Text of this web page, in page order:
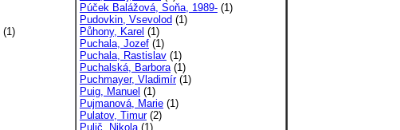
(1)
Púček Balážová, Soňa, 1989- (1)
Pudovkin, Vsevolod (1)
Půhony, Karel (1)
Puchala, Jozef (1)
Puchala, Rastislav (1)
Puchalská, Barbora(1)
Puchmayer, Vladimír(1)
Puig, Manuel (1)
Pujmanová, Marie (1)
Pulatov, Timur(2)
Pulič, Nikola(1)